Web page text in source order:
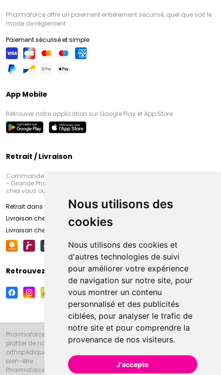
Nous utilisons des
cookies
Nous utilisons des cookies et
d'autres technologies de suivi
pour améliorer votre expérience
de navigation sur notre site, pour
vous montrer un contenu
personnalisé et des publicités
ciblées, pour analyser le trafic de
notre site et pour comprendre la
provenance de nos visiteurs.
J'accepte
Pharmaforce offre un paiement entièrement sécurisé, quel que soit le
mode de règlement
Paiement sécurisé et simple
App Mobile
Retrouver notre application sur Google Play et App Store
Retrait / Livraison
Commandez en ligne et venez chercher votre commande à Amiens
- Grande Pharmacie d’Amiens (Fachon) ou recevez-là rapidement
chez vous ou en point retrait
Retrait dans la pharmacie d’Amiens
Livraison chez vous
Livraison chez votre commerçant
Retrouvez-nous sur vos réseaux sociaux
Pharmaforce.fr et la Grande Pharmacie d’Amiens vous souhaitent de
profiter de notre accueil, de nos conseils pharmaceutiques,
orthopédiques, homéopathiques, parapharmaceutiques, beauté et
bien-être.
Pharmaforce.fr est le site internet de la Grande Pharmacie d’Amiens.